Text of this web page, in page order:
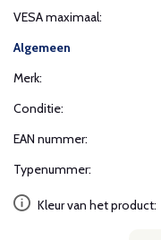
VESA maximaal:
Algemeen
Merk:
Conditie:
EAN nummer:
Typenummer:
Kleur van het product: